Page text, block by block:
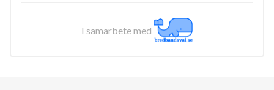
I samarbete med